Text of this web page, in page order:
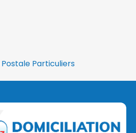
Particuliers